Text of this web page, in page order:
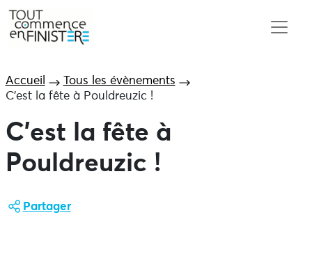
Accueil
Tous les évènements
C’est la fête à Pouldreuzic !
C’est la fête à
Pouldreuzic !
Partager